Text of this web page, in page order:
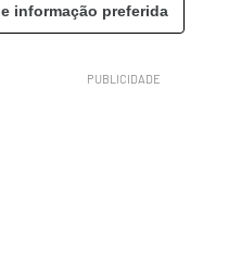
informação preferida